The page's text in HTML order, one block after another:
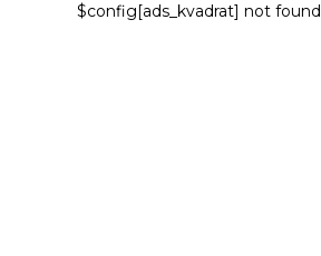
$config[ads_kvadrat] not found